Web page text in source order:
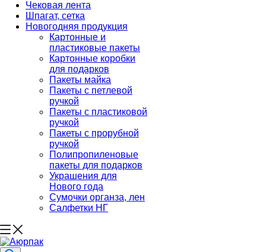
Чековая лента
Шпагат, сетка
Новогодняя продукция
Картонные и
пластиковые пакеты
Картонные коробки
для подарков
Пакеты майка
Пакеты с петлевой
ручкой
Пакеты с пластиковой
ручкой
Пакеты с прорубной
ручкой
Полипропиленовые
пакеты для подарков
Украшения для
Нового года
Сумочки органза, лен
Салфетки НГ